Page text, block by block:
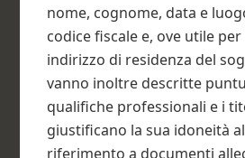
nome, cognome, data e
codice fiscale e, ove utile
indirizzo di residenza del
vanno inoltre descritte
qualifiche professionali e i
giustificano la sua idoneità
riferimento a documenti